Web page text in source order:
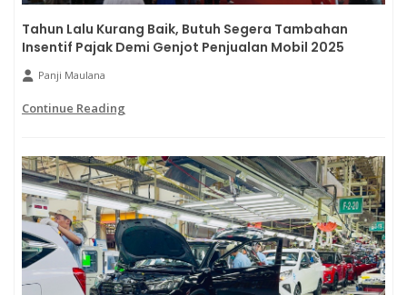
Tahun Lalu Kurang Baik, Butuh Segera Tambahan
Insentif Pajak Demi Genjot Penjualan Mobil 2025
Panji Maulana
Continue Reading